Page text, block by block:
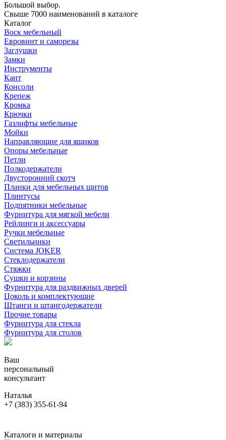
Большой выбор.
Свыше 7000 наименований в каталоге
Каталог
Воск мебельный
Евровинт и саморезы
Заглушки
Замки
Инструменты
Кант
Консоли
Крепеж
Кромка
Крючки
Газлифты мебельные
Мойки
Направляющие для ящиков
Опоры мебельные
Петли
Полкодержатели
Двусторонний скотч
Планки для мебельных щитов
Плинтусы
Подпятники мебельные
Фурнитура для мягкой мебели
Рейлинги и аксессуары
Ручки мебельные
Светильники
Система JOKER
Стеклодержатели
Стяжки
Сушки и корзины
Фурнитура для раздвижных дверей
Цоколь и комплектующие
Штанги и штангодержатели
Прочие товары
Фурнитура для стекла
Фурнитура для столов
Ваш
персональный
консультант
Наталья
+7 (383) 355-61-94
Каталоги и материалы